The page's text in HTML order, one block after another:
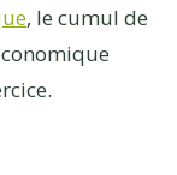
, le cumul de